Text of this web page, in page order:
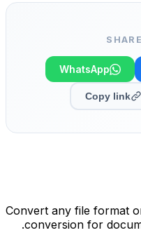
WhatsApp
Copy link
Convert any file format
conversion for